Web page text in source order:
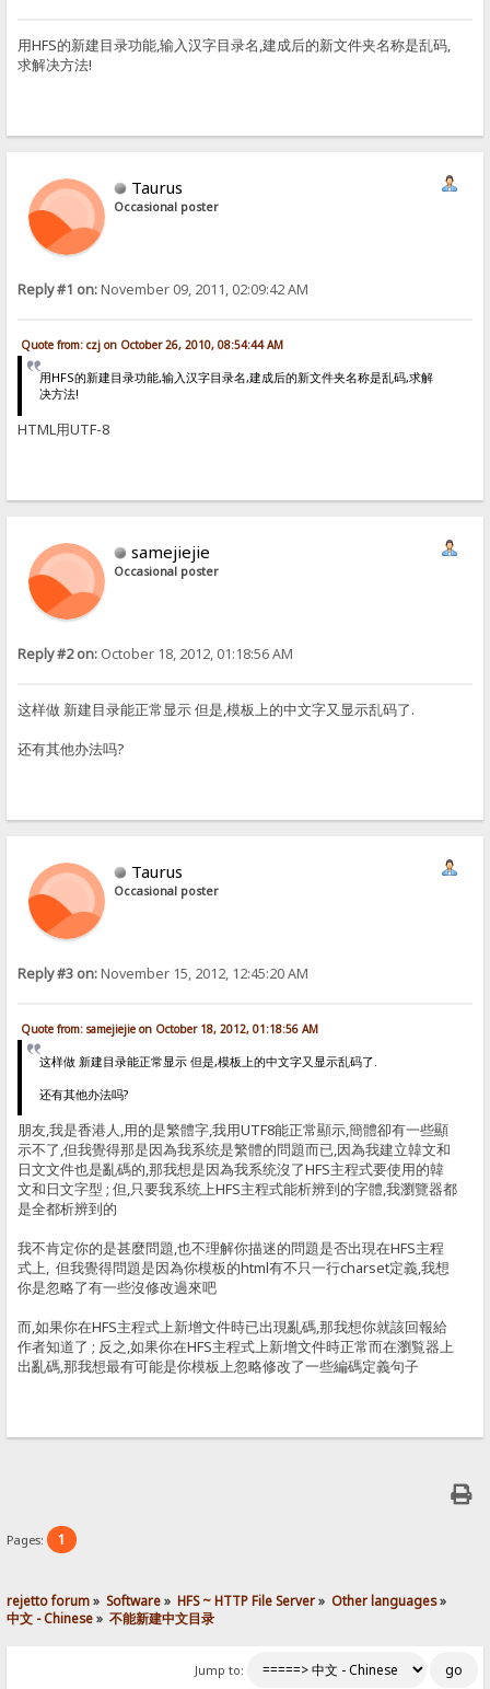
用HFS的新建目录功能,输入汉字目录名,建成后的新文件夹名称是乱码,
求解决方法!
Taurus
Occasional poster
Reply #1 on:November 09, 2011, 02:09:42 AM
Quote from: czj on October 26, 2010, 08:54:44 AM
用HFS的新建目录功能,输入汉字目录名,建成后的新文件夹名称是乱码,求解
决方法!
HTML用UTF-8
samejiejie
Occasional poster
Reply #2 on: October 18, 2012, 01:18:56 AM
这样做 新建目录能正常显示 但是,模板上的中文字又显示乱码了.
还有其他办法吗?
Taurus
Occasional poster
Reply #3 on:November 15, 2012, 12:45:20 AM
Quote from: samejiejie on October 18, 2012, 01:18:56 AM
这样做 新建目录能正常显示 但是,模板上的中文字又显示乱码了.
还有其他办法吗?
朋友,我是香港人,用的是繁體字,我用UTF8能正常顯示,簡體卻有一些顯
示不了,但我覺得那是因為我系统是繁體的問題而已,因為我建立韓文和
日文文件也是亂碼的,那我想是因為我系统沒了HFS主程式要使用的韓
文和日文字型 ; 但,只要我系统上HFS主程式能析辨到的字體,我瀏覽器都
是全都析辨到的
我不肯定你的是甚麼問題,也不理解你描迷的問題是否出現在HFS主程
式上, 但我覺得問題是因為你模板的html有不只一行charset定義,我想
你是忽略了有一些沒修改過來吧
而,如果你在HFS主程式上新增文件時已出現亂碼,那我想你就該回報給
作者知道了 ; 反之,如果你在HFS主程式上新增文件時正常而在瀏覧器上
出亂碼,那我想最有可能是你模板上忽略修改了一些編碼定義句子
Pages: 1
rejetto forum» Software» HFS ~ HTTP File Server» Other languages»
中文 - Chinese» 不能新建中文目录
Jump to: